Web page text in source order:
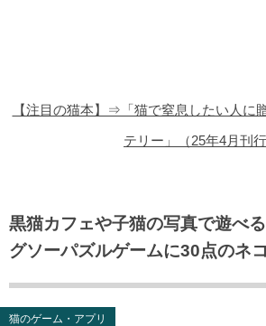
【注目の猫本】⇒「猫で窒息したい人に
テリー」（25年4月刊行
黒猫カフェや子猫の写真で遊べ
グソーパズルゲームに30点のネ
猫のゲーム・アプリ
猫のゲーム・アプリ
猫のフリー写真素材